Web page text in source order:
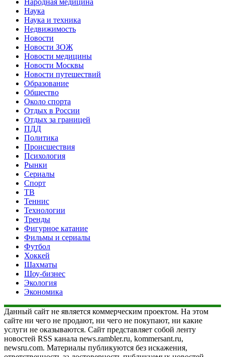
Наука
Наука и техника
Недвижимость
Новости
Новости ЗОЖ
Новости медицины
Новости Москвы
Новости путешествий
Образование
Общество
Около спорта
Отдых в России
Отдых за границей
ПДД
Политика
Происшествия
Психология
Рынки
Сериалы
Спорт
ТВ
Теннис
Технологии
Тренды
Фигурное катание
Фильмы и сериалы
Футбол
Хоккей
Шахматы
Шоу-бизнес
Экология
Экономика
Данный сайт не является коммерческим проектом. На этом
сайте ни чего не продают, ни чего не покупают, ни какие
услуги не оказываются. Сайт представляет собой ленту
новостей RSS канала news.rambler.ru, kommersant.ru,
newsru.com. Материалы публикуются без искажения,